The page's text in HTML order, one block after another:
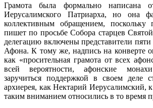
Грамота была формально написана
Иерусалимского Патриарха, но она
коллективным обращением, поскольку
пишет по просьбе Собора старцев
делегацию включены представители
Афона. К тому же, надпись на конверте
как «просительная грамота от всех
всей вероятности, афонские
заручиться поддержкой в своем деле
архиерея, как Нектарий Иерусалимский,
таким вниманием относились в то время